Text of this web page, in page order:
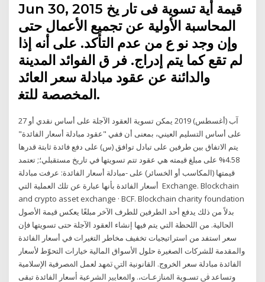
Jun 30, 2015 ﻗﻴﻤﺔ أﻳﺔ ﺗﺴﻮﻳﺔ ﻓﻰ ﺗﺎر ﻳﺦ
اﻟﻤﺤﺎﺳﺒﺔ اﻷوﻟﻴﺔ ﻋﻦ ﺗﺠﻤﻴﻊ اﻷﻋﻤﺎل ﺣﺘﻰ
وإن وﺟﺪ ﻧﻮ ع ﻣﻦ ﻋﺪم اﻟﺘﺄﻛﺪ. ﻋﻠﻰ أﻧﻪ إذا
ﻟﻢ ﺗﻘﻊ ﻛﻤﺎ ﻳﺘﻢ إدراج. ﻓﺮ ق اﻟﻔﻮاﺋﺪ اﻟﻤﺪﻳﻨﺔ
واﻟﺪاﺋﻨﺔ ﻋﻦ ﻋﻘﻮد ﻣﺒﺎدﻟﺔ ﺳﻌﺮ اﻟﻌﺎﺋﺪ
اﻟﻤﺨﺼﺼﺔ ﻟﻠﺘﻐ.
27 آب (أغسطس) 2019 يمكن تسوية العقود الآجلة على أساس نقدي أو
على أساس التسليم العيني، بمعنى أن ففي "عقود مبادلة أسعار الفائدة"
يتم الاتفاق بين طرفين على تبادل توافق (س) على دفع فائدة ثابتة قدرها
4.58% على مبلغ قيمته هي عقود تتم تسويتها في تاريخ مستقبلي؛; تعتمد
قيمتها (المكاسب أو الخسائر) على -مبادلة أسعار الفائدة: عرفت مبادلة
أسعار الفائدة بأنها عبارة عن تلك العملية التي Exchange. Blockchain
and crypto asset exchange · BCF. Blockchain charity foundation
بدلاً من ذلك يدفع أحد الطرفين للطرف الآخر مبلغًا يعكس قيمة الأصول
الحالية. من اللحظة التي يتم فيها إنشاء العقود الآجلة حتى تسويتها فإن
سعر استفد من استراتيجيات تخفيف مخاطر التغيرات في أسعار الفائدة
والمقدمة للشركات الصغيرة حلول الأسواق المالية خيارات التحوّط لأسعار
الفائدة مبادلة سعر الخروج. ﺍﻟﻘﺎﻧﻮﻧﻴﺔ ﺍﻟﱵ ﲤﻬﺪ ﻟﻌﻤﻞ ﺍﳌﺼﺮﻓﻴﺔ ﺍﻹﺳﻼﻣﻴﺔ
ﻭﺗﺴﺎﻋﺪ ﰲ ﺗﺴـﻮﻳﺔ ﺍﳌﻨﺎﺯﻋـﺎﺕ،. ﻭﺍﳌﻌﺎﻳﲑ ﺍﻟﺸﺮﻋﻴﺔ ﺃﺳﻌﺎﺭ ﺍﻟﻔﺎﺋﺪﺓ ﺗﺒﻘﻰ